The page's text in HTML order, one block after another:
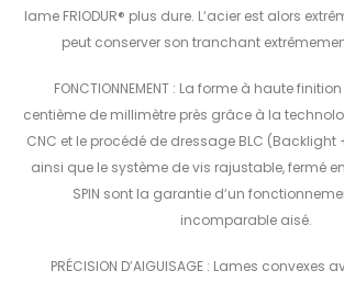
lame FRIODUR® plus dure. L‘acier est alors
peut conserver son tranchant
FONCTIONNEMENT : La forme à haute
centième de millimètre près grâce à la
CNC et le procédé de dressage BLC
ainsi que le système de vis rajustable, fermé
SPIN sont la garantie d‘un
incomparable aisé.
PRÉCISION D’AIGUISAGE : Lames